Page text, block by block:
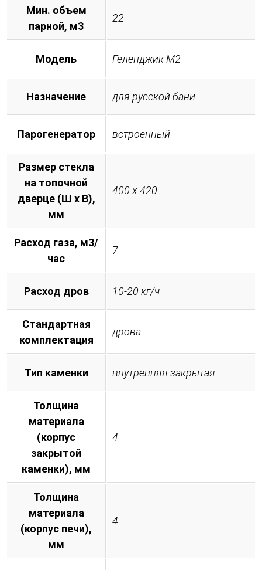
Мин. объем
парной, м3
22
Модель Геленджик М2
Назначение для русской бани
Парогенератор встроенный
Размер стекла
на топочной
дверце (Ш х В),
мм
400 х 420
Расход газа, м3/
час
7
Расход дров 10-20 кг/ч
Стандартная
комплектация
дрова
Тип каменки внутренняя закрытая
Толщина
материала
(корпус
закрытой
каменки), мм
4
Толщина
материала
(корпус печи),
мм
4